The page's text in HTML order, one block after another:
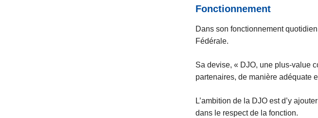
Fonctionnement
Dans son fonctionnement
Fédérale.
Sa devise, « DJO, une plus-value
partenaires, de manière adéquate
L’ambition de la DJO est d’y
dans le respect de la fonction.